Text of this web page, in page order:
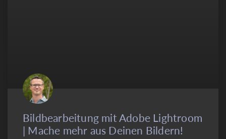
Bildbearbeitung mit Adobe Lightroom
| Mache mehr aus Deinen Bildern!